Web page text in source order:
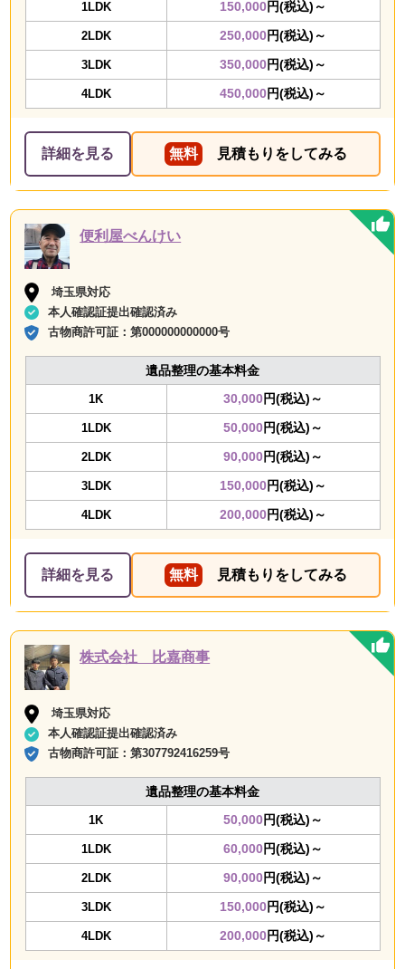
1LDK 150,000円(税込)～
2LDK 250,000円(税込)～
3LDK 350,000円(税込)～
4LDK 450,000円(税込)～
詳細を見る 無料 見積もりをしてみる
便利屋べんけい
埼玉県対応
本人確認証提出確認済み
古物商許可証：第000000000000号
遺品整理の基本料金
1K 30,000円(税込)～
1LDK 50,000円(税込)～
2LDK 90,000円(税込)～
3LDK 150,000円(税込)～
4LDK 200,000円(税込)～
詳細を見る 無料 見積もりをしてみる
株式会社 比嘉商事
埼玉県対応
本人確認証提出確認済み
古物商許可証：第307792416259号
遺品整理の基本料金
1K 50,000円(税込)～
1LDK 60,000円(税込)～
2LDK 90,000円(税込)～
3LDK 150,000円(税込)～
4LDK 200,000円(税込)～